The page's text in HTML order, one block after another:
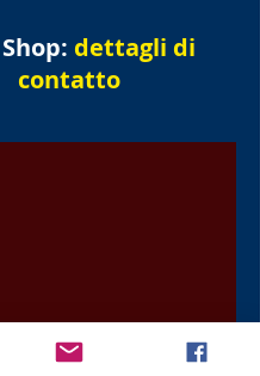
dettagli di
contatto